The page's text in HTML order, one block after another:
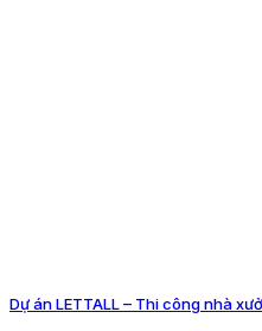
Dự án LETTALL – Thi công nhà